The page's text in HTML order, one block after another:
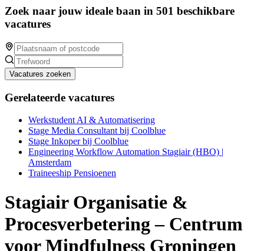
Zoek naar jouw ideale baan in 501 beschikbare
vacatures
Vacatures zoeken
Gerelateerde vacatures
Werkstudent AI & Automatisering
Stage Media Consultant bij Coolblue
Stage Inkoper bij Coolblue
Engineering Workflow Automation Stagiair (HBO) |
Amsterdam
Traineeship Pensioenen
Stagiair Organisatie &
Procesverbetering – Centrum
voor Mindfulness Groningen